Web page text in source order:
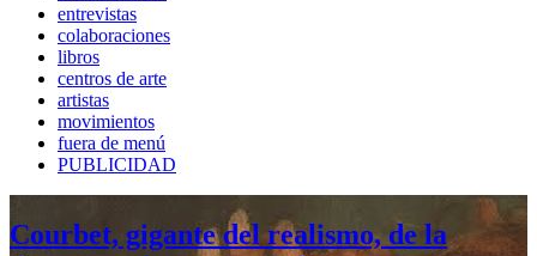
entrevistas
colaboraciones
libros
centros de arte
artistas
movimientos
fuera de menú
PUBLICIDAD
Mujeres prerrafaelitas, psiquiatría en la